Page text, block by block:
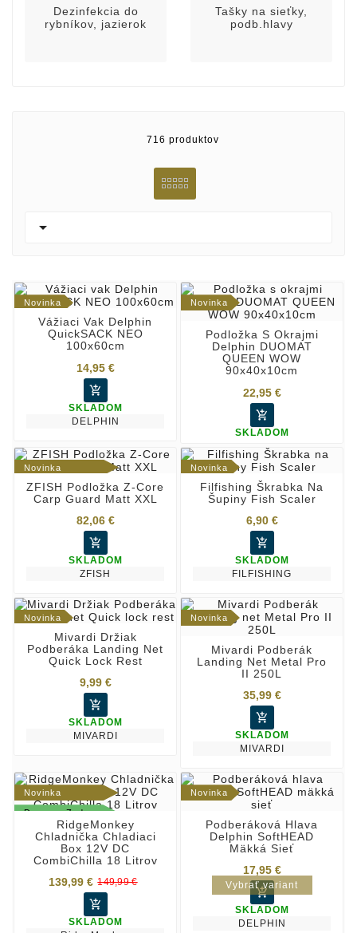
Dezinfekcia do
rybníkov, jazierok
Tašky na sieťky,
podb.hlavy
716 produktov

Novinka
Vážiaci Vak Delphin
QuickSACK NEO
100x60cm
14,95 €

SKLADOM
DELPHIN
Novinka
Podložka S Okrajmi
Delphin DUOMAT
QUEEN WOW
90x40x10cm
22,95 €

SKLADOM
Novinka
Doprava Zadarmo
ZFISH Podložka Z-Core
Carp Guard Matt XXL
82,06 €

SKLADOM
ZFISH
Novinka
Filfishing Škrabka Na
Šupiny Fish Scaler
6,90 €

SKLADOM
FILFISHING
Novinka
Mivardi Držiak
Podberáka Landing Net
Quick Lock Rest
9,99 €

SKLADOM
MIVARDI
Novinka
Mivardi Podberák
Landing Net Metal Pro
II 250L
35,99 €

SKLADOM
MIVARDI
Novinka
Doprava Zadarmo
RidgeMonkey
Chladnička Chladiaci
Box 12V DC
CombiChilla 18 Litrov
139,99 € 149,99 €

SKLADOM
Novinka
Vybrať variant
Podberáková Hlava
Delphin SoftHEAD
Mäkká Sieť
17,95 €

SKLADOM
DELPHIN